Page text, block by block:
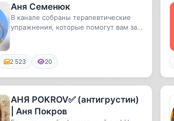
Аня Семенюк
В канале собраны терапевтические
упражнения, которые помогут вам за
2 523 20
АНЯ POKROV✅ (антигрустин)
| Аня Покров